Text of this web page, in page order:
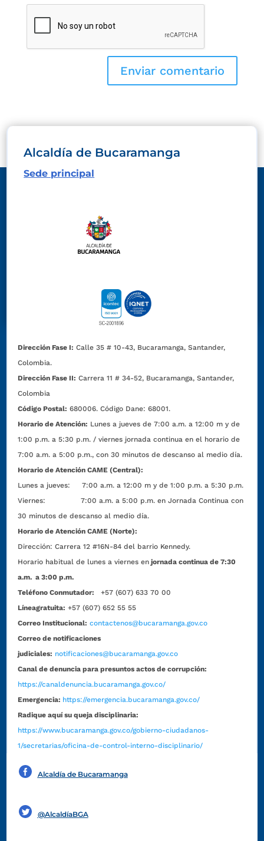
Alcaldía de Bucaramanga
Sede principal
Dirección Fase I: Calle 35 # 10-43, Bucaramanga, Santander,
Colombia.
Dirección Fase II: Carrera 11 # 34-52, Bucaramanga, Santander,
Colombia
Código Postal: 680006. Código Dane: 68001.
Horario de Atención: Lunes a jueves de 7:00 a.m. a 12:00 m y de
1:00 p.m. a 5:30 p.m. / viernes jornada continua en el horario de
7:00 a.m. a 5:00 p.m., con 30 minutos de descanso al medio día.
Horario de Atención CAME (Central):
Lunes a jueves: 7:00 a.m. a 12:00 m y de 1:00 p.m. a 5:30 p.m.
Viernes: 7:00 a.m. a 5:00 p.m. en Jornada Continua con
30 minutos de descanso al medio día.
Horario de Atención CAME (Norte):
Dirección:Carrera 12 #16N-84 del barrio Kennedy.
Horario habitual de lunes a viernes en jornada continua de 7:30
a.m. a 3:00 p.m.
Teléfono Conmutador:
+57 (607) 633 70 00
Líneagratuita: +57 (607) 652 55 55
Correo Institucional: contactenos@bucaramanga.gov.co
Correo de notificaciones
judiciales: notificaciones@bucaramanga.gov.co
Canal de denuncia para presuntos actos de corrupción:
https://canaldenuncia.bucaramanga.gov.co/
Emergencia: https://emergencia.bucaramanga.gov.co/
Radique aquí su queja disciplinaria:
https://www.bucaramanga.gov.co/gobierno-ciudadanos-
1/secretarias/oficina-de-control-interno-disciplinario/
Alcaldía de Bucaramanga
@AlcaldíaBGA